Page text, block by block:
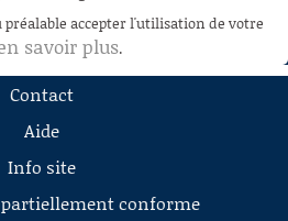
préalable accepter l'utilisation de votre
savoir plus.
Contact
Aide
Info site
conforme